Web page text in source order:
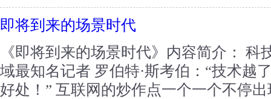
即将到来的场景时代
《即将到来的场景时代》内容简介：
域最知名记者 罗伯特·斯考伯：“技术越
好处！” 互联网的炒作点一个一个不停